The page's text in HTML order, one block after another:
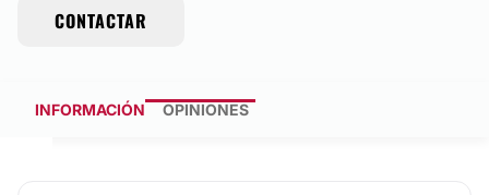
CONTACTAR
INFORMACIÓN OPINIONES